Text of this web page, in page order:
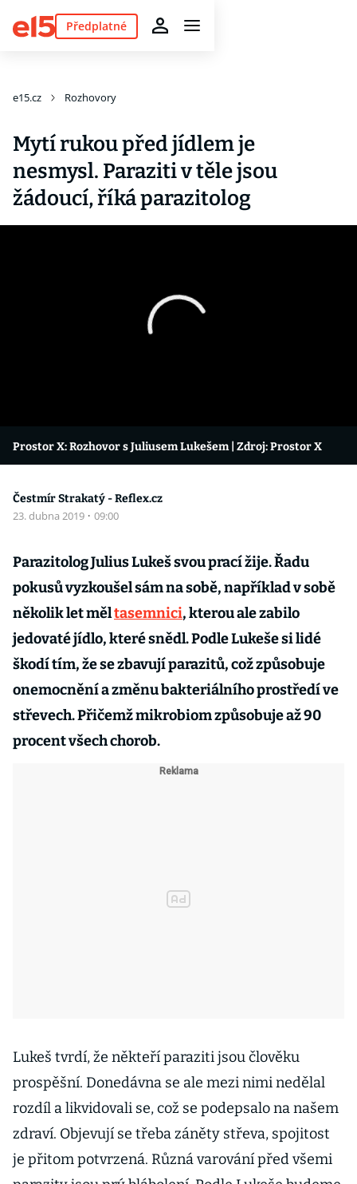
Předplatné
e15.cz Rozhovory
Mytí rukou před jídlem je
nesmysl. Paraziti v těle jsou
žádoucí, říká parazitolog
Prostor X: Rozhovor s Juliusem Lukešem | Zdroj: Prostor X
Čestmír Strakatý - Reflex.cz
23. dubna 2019 · 09:00
Parazitolog Julius Lukeš svou prací žije. Řadu
pokusů vyzkoušel sám na sobě, například v sobě
několik let měltasemnici, kterou ale zabilo
jedovaté jídlo, které snědl. Podle Lukeše si lidé
škodí tím, že se zbavují parazitů, což způsobuje
onemocnění a změnu bakteriálního prostředí ve
střevech. Přičemž mikrobiom způsobuje až 90
procent všech chorob.
Lukeš tvrdí, že někteří paraziti jsou člověku
prospěšní. Donedávna se ale mezi nimi nedělal
rozdíl a likvidovali se, což se podepsalo na našem
zdraví. Objevují se třeba záněty střeva, spojitost
je přitom potvrzená. Různá varování před všemi